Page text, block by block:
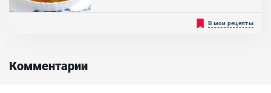
Картофель, Лук репчатый, Батон, Специи, Зелень
Никогда не пробовали разновидность щей с перловкой? Тогда
делюсь с вами замечательным рецептом его приготовления.
любого человека и особенно того, что любит свинину. Для
противников...
В мои рецепты
Комментарии